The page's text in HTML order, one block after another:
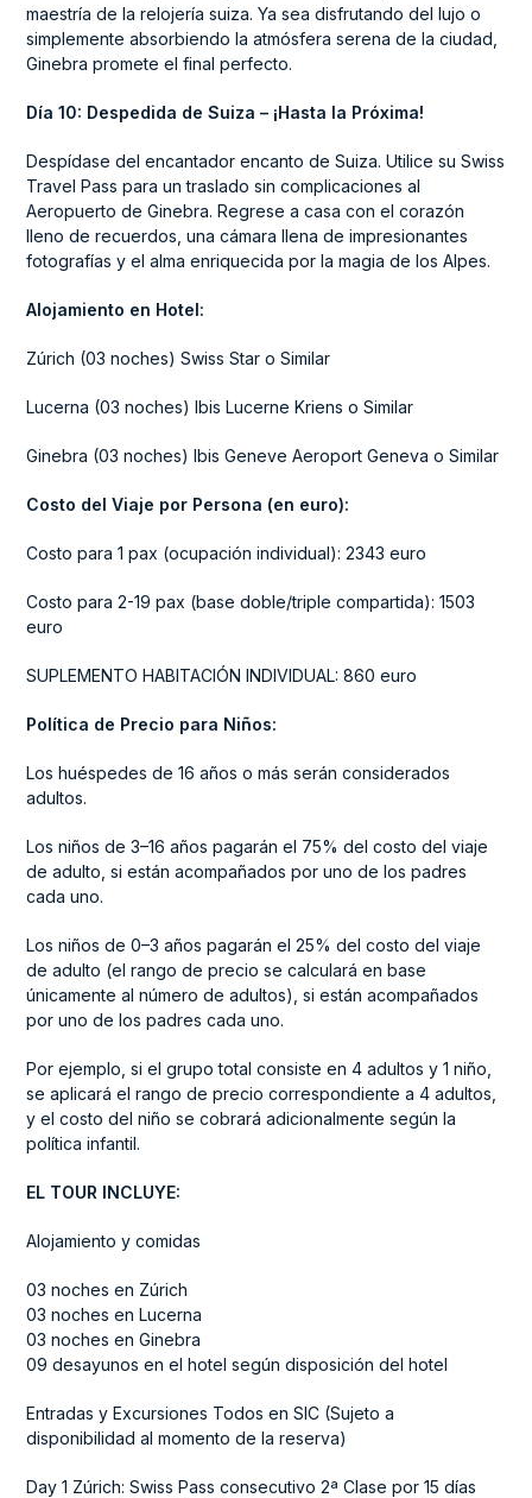
maestría de la relojería suiza. Ya sea disfrutando del lujo o
simplemente absorbiendo la atmósfera serena de la ciudad,
Ginebra promete el final perfecto.
Día 10: Despedida de Suiza – ¡Hasta la Próxima!
Despídase del encantador encanto de Suiza. Utilice su Swiss
Travel Pass para un traslado sin complicaciones al
Aeropuerto de Ginebra. Regrese a casa con el corazón
lleno de recuerdos, una cámara llena de impresionantes
fotografías y el alma enriquecida por la magia de los Alpes.
Alojamiento en Hotel:
Zúrich (03 noches) Swiss Star o Similar
Lucerna (03 noches) Ibis Lucerne Kriens o Similar
Ginebra (03 noches) Ibis Geneve Aeroport Geneva o Similar
Costo del Viaje por Persona (en euro):
Costo para 1 pax (ocupación individual): 2343 euro
Costo para 2-19 pax (base doble/triple compartida): 1503
euro
SUPLEMENTO HABITACIÓN INDIVIDUAL: 860 euro
Política de Precio para Niños:
Los huéspedes de 16 años o más serán considerados
adultos.
Los niños de 3–16 años pagarán el 75% del costo del viaje
de adulto, si están acompañados por uno de los padres
cada uno.
Los niños de 0–3 años pagarán el 25% del costo del viaje
de adulto (el rango de precio se calculará en base
únicamente al número de adultos), si están acompañados
por uno de los padres cada uno.
Por ejemplo, si el grupo total consiste en 4 adultos y 1 niño,
se aplicará el rango de precio correspondiente a 4 adultos,
y el costo del niño se cobrará adicionalmente según la
política infantil.
EL TOUR INCLUYE:
Alojamiento y comidas
03 noches en Zúrich
03 noches en Lucerna
03 noches en Ginebra
09 desayunos en el hotel según disposición del hotel
Entradas y Excursiones Todos en SIC (Sujeto a
disponibilidad al momento de la reserva)
Day 1 Zúrich: Swiss Pass consecutivo 2ª Clase por 15 días